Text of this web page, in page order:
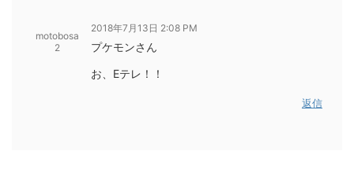
motobosa
2
2018年7月13日 2:08 PM
プケモンさん
お、Eテレ！！
返信